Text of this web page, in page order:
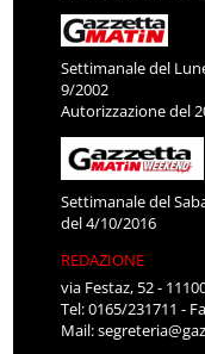
Settimanale del
9/2002
Autorizzazione del
Settimanale del
del 4/10/2016
REDAZIONE
via Festaz, 52 -
Tel: 0165/231711 -
Mail: